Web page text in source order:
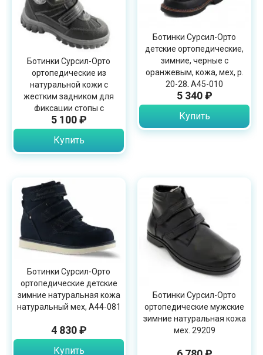
Ботинки Сурсил-Орто
ортопедические из
натуральной кожи с
жестким задником для
фиксации стопы с
застежкой, A43-035
5 100 ₽
Купить
Ботинки Сурсил-Орто
детские ортопедические,
зимние, черные с
оранжевым, кожа, мех, р.
20-28, A45-010
5 340 ₽
Купить
Ботинки Сурсил-Орто
ортопедические детские
зимние натуральная кожа
натуральный мех, A44-081
4 830 ₽
Купить
Ботинки Сурсил-Орто
ортопедические мужские
зимние натуральная кожа
мех. 29209